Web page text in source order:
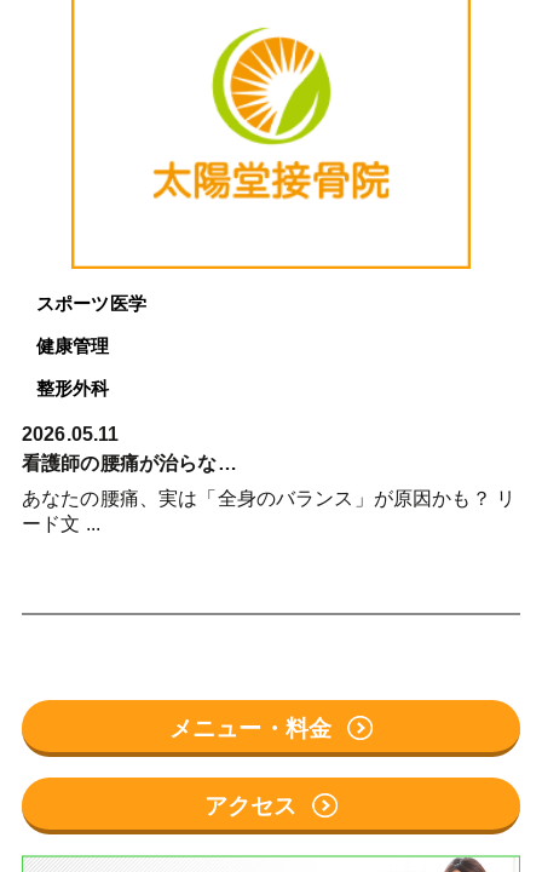
スポーツ医学
健康管理
整形外科
2026.05.11
看護師の腰痛が治らな…
あなたの腰痛、実は「全身のバランス」が原因かも？ リ
ード文 ...
メニュー・料金
アクセス